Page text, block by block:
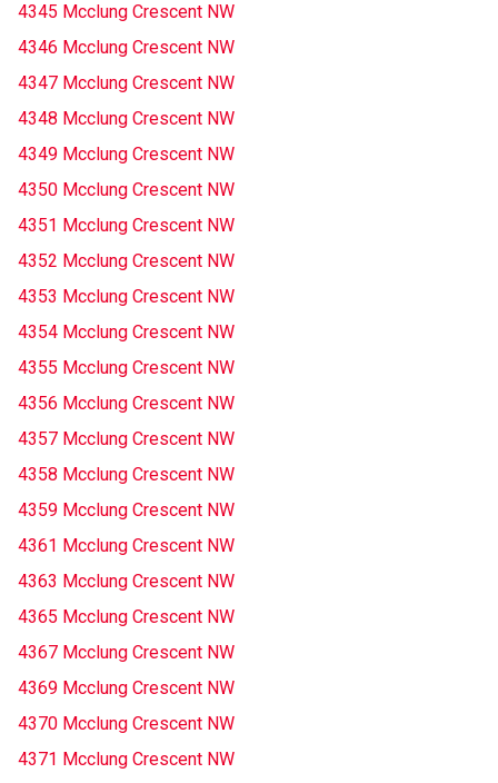
4345 Mcclung Crescent NW
4346 Mcclung Crescent NW
4347 Mcclung Crescent NW
4348 Mcclung Crescent NW
4349 Mcclung Crescent NW
4350 Mcclung Crescent NW
4351 Mcclung Crescent NW
4352 Mcclung Crescent NW
4353 Mcclung Crescent NW
4354 Mcclung Crescent NW
4355 Mcclung Crescent NW
4356 Mcclung Crescent NW
4357 Mcclung Crescent NW
4358 Mcclung Crescent NW
4359 Mcclung Crescent NW
4361 Mcclung Crescent NW
4363 Mcclung Crescent NW
4365 Mcclung Crescent NW
4367 Mcclung Crescent NW
4369 Mcclung Crescent NW
4370 Mcclung Crescent NW
4371 Mcclung Crescent NW